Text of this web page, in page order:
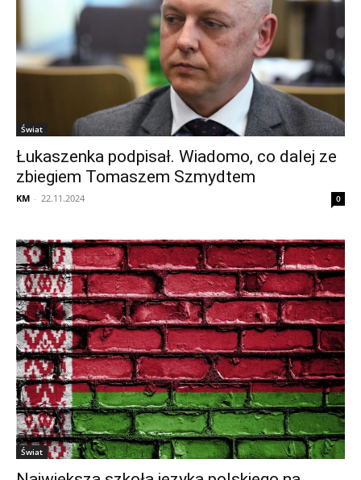
Świat
Łukaszenka podpisał. Wiadomo, co dalej ze
zbiegiem Tomaszem Szmydtem
KM - 22.11.2024 0
Świat